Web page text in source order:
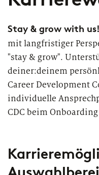
Bewerbung
Benefits
Diversität
Nachhaltigkeit
Netzwerke &
INTERVIEW
Wie sieht der
Stay & grow with us!
mit langfristiger
"stay & grow".
deiner:deinem
Career Development
individuelle
CDC beim